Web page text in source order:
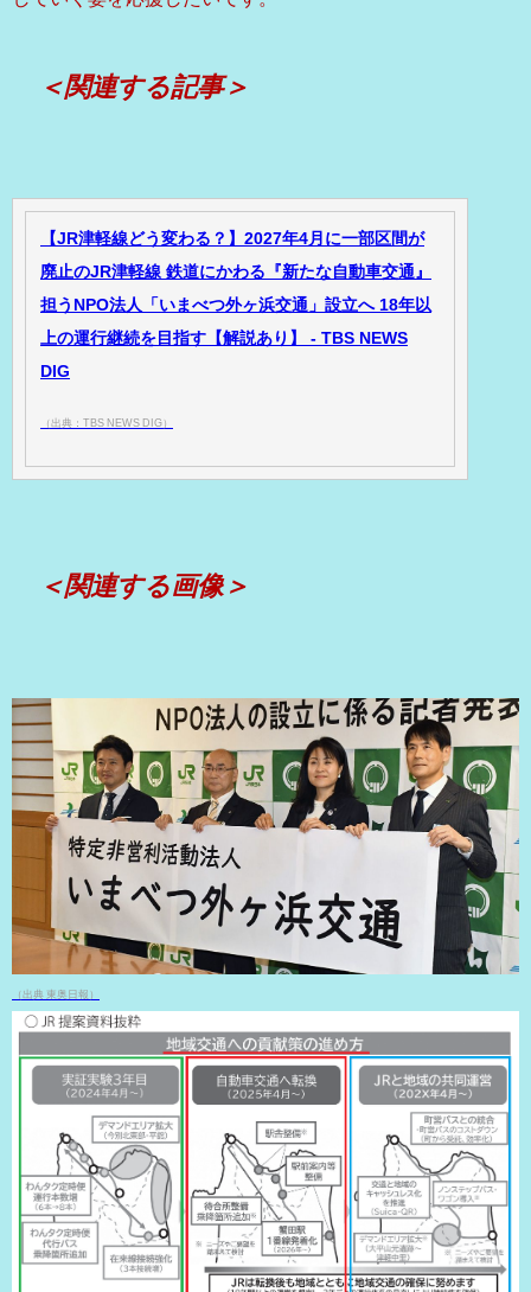
＜関連する記事＞
【JR津軽線どう変わる？】2027年4月に一部区間が
廃止のJR津軽線 鉄道にかわる『新たな自動車交通』
担うNPO法人「いまべつ外ヶ浜交通」設立へ 18年以
上の運行継続を目指す【解説あり】 - TBS NEWS
DIG
（出典：TBS NEWS DIG）
＜関連する画像＞
（出典 東奥日報）